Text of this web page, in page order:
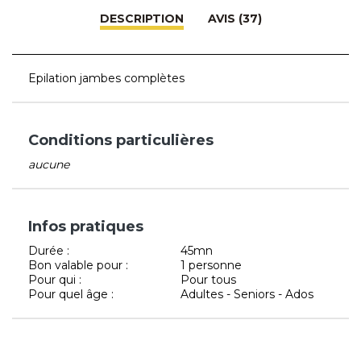
DESCRIPTION AVIS (37)
Epilation jambes complètes
Conditions particulières
aucune
Infos pratiques
Durée :
45mn
Bon valable pour :
1 personne
Pour qui :
Pour tous
Pour quel âge :
Adultes - Seniors - Ados